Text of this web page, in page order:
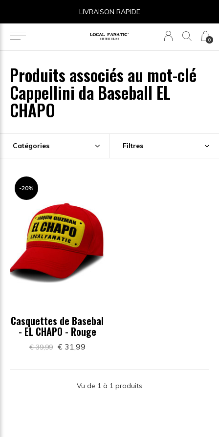
0
LIVRAISON RAPIDE
Produits associés au mot-clé
Cappellini da Baseball EL
CHAPO
Catégories Filtres
-20%
Casquettes de Basebal
- EL CHAPO - Rouge
€ 39,99 € 31,99
Vu de 1 à 1 produits